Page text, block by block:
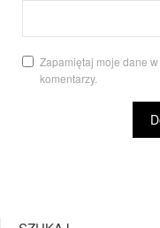
Zapamiętaj moje dane
komentarzy.